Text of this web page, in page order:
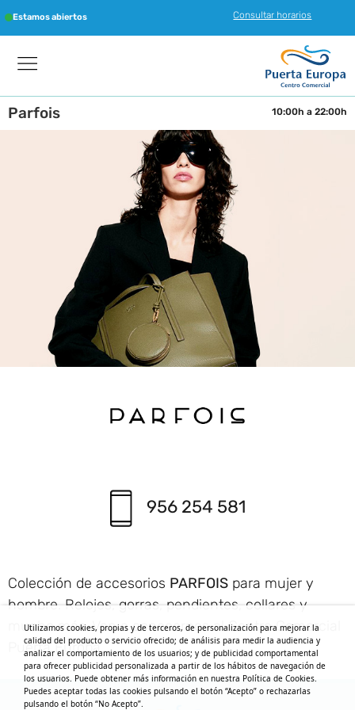
Estamos abiertos Consultar horarios
Parfois 10:00h a 22:00h
956 254 581
Colección de accesorios PARFOIS para mujer y
hombre. Relojes, gorras, pendientes, collares y
mucho más. Ven a conocernos al Centro Comercial
Puerta Europa.
Utilizamos cookies, propias y de terceros, de personalización para mejorar la
calidad del producto o servicio ofrecido; de análisis para medir la audiencia y
analizar el comportamiento de los usuarios; y de publicidad comportamental
para ofrecer publicidad personalizada a partir de los hábitos de navegación de
los usuarios. Puede obtener más información en nuestra Política de Cookies.
Puedes aceptar todas las cookies pulsando el botón “Acepto” o rechazarlas
pulsando el botón “No Acepto”.